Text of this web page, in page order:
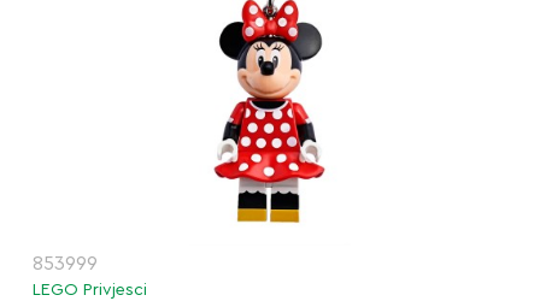
853999
LEGO Privjesci